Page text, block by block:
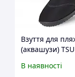
Взуття для
(аквашузи)
та водних
В наявності